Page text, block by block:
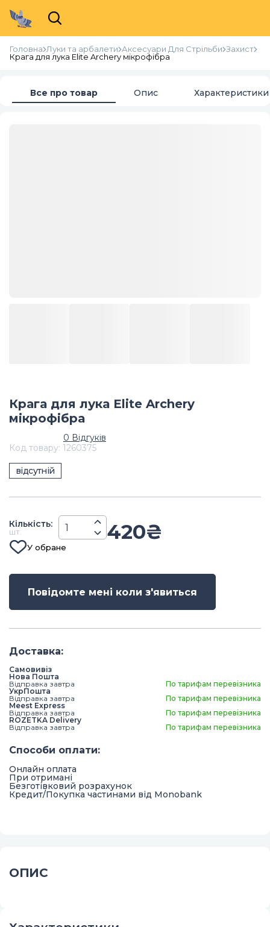
Головна Луки та арбалети Аксесуари Для Стрільби Захист
Крага для лука Elite Archery мікрофібра
Все про товар Опис Характеристики
Крага для лука Elite Archery
мікрофібра
0 Відгуків
Код товару: 1260375
відсутній
Кiлькiсть:
шт. 420₴
У обране
Повідомте мені коли з'явиться
Доставка:
Самовивіз
Нова Пошта
Відправка завтра
По тарифам перевізника
УкрПошта
Відправка завтра
По тарифам перевізника
Meest Express
Відправка завтра
По тарифам перевізника
ROZETKA Delivery
Відправка завтра
По тарифам перевізника
Способи оплати:
Онлайн оплата
При отримані
Безготівковий розрахунок
Кредит/Покупка частинами від Monobank
ОПИС